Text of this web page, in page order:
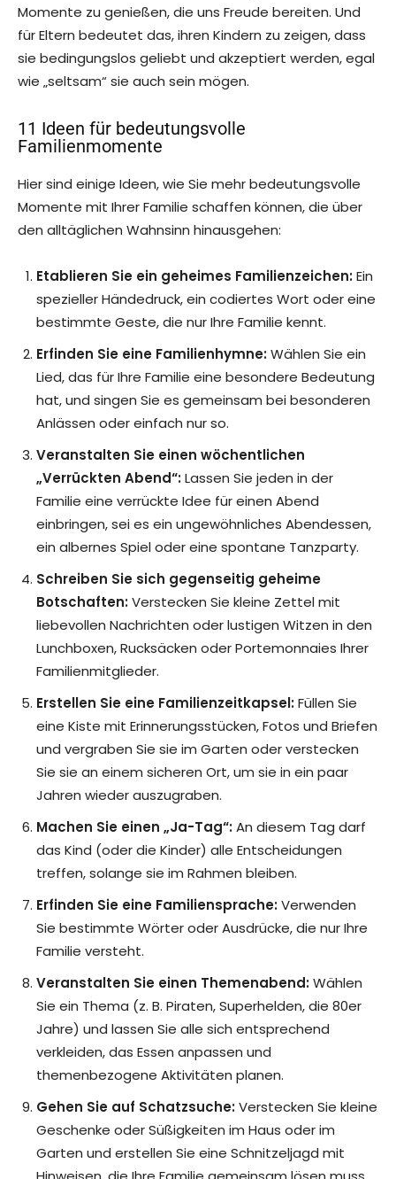
Momente zu genießen, die uns Freude bereiten. Und
für Eltern bedeutet das, ihren Kindern zu zeigen, dass
sie bedingungslos geliebt und akzeptiert werden, egal
wie „seltsam“ sie auch sein mögen.
11 Ideen für bedeutungsvolle
Familienmomente
Hier sind einige Ideen, wie Sie mehr bedeutungsvolle
Momente mit Ihrer Familie schaffen können, die über
den alltäglichen Wahnsinn hinausgehen:
Etablieren Sie ein geheimes Familienzeichen:Ein
spezieller Händedruck, ein codiertes Wort oder eine
bestimmte Geste, die nur Ihre Familie kennt.
Erfinden Sie eine Familienhymne:Wählen Sie ein
Lied, das für Ihre Familie eine besondere Bedeutung
hat, und singen Sie es gemeinsam bei besonderen
Anlässen oder einfach nur so.
Veranstalten Sie einen wöchentlichen
„Verrückten Abend“:Lassen Sie jeden in der
Familie eine verrückte Idee für einen Abend
einbringen, sei es ein ungewöhnliches Abendessen,
ein albernes Spiel oder eine spontane Tanzparty.
Schreiben Sie sich gegenseitig geheime
Botschaften:Verstecken Sie kleine Zettel mit
liebevollen Nachrichten oder lustigen Witzen in den
Lunchboxen, Rucksäcken oder Portemonnaies Ihrer
Familienmitglieder.
Erstellen Sie eine Familienzeitkapsel:Füllen Sie
eine Kiste mit Erinnerungsstücken, Fotos und Briefen
und vergraben Sie sie im Garten oder verstecken
Sie sie an einem sicheren Ort, um sie in ein paar
Jahren wieder auszugraben.
Machen Sie einen „Ja-Tag“:An diesem Tag darf
das Kind (oder die Kinder) alle Entscheidungen
treffen, solange sie im Rahmen bleiben.
Erfinden Sie eine Familiensprache:Verwenden
Sie bestimmte Wörter oder Ausdrücke, die nur Ihre
Familie versteht.
Veranstalten Sie einen Themenabend:Wählen
Sie ein Thema (z. B. Piraten, Superhelden, die 80er
Jahre) und lassen Sie alle sich entsprechend
verkleiden, das Essen anpassen und
themenbezogene Aktivitäten planen.
Gehen Sie auf Schatzsuche:Verstecken Sie kleine
Geschenke oder Süßigkeiten im Haus oder im
Garten und erstellen Sie eine Schnitzeljagd mit